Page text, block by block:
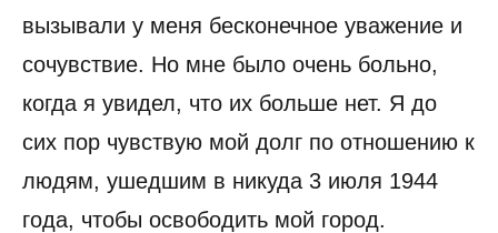
вызывали у меня бесконечное уважение и
сочувствие. Но мне было очень больно,
когда я увидел, что их больше нет. Я до
сих пор чувствую мой долг по отношению к
людям, ушедшим в никуда 3 июля 1944
года, чтобы освободить мой город.